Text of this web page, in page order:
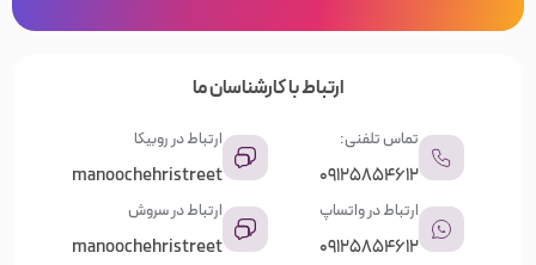
ارتباط با کارشناسان ما
تماس تلفنی:
09125854612
ارتباط در واتساپ
09125854612
ارتباط در روبیکا
manoochehristreet
ارتباط در سروش
manoochehristreet